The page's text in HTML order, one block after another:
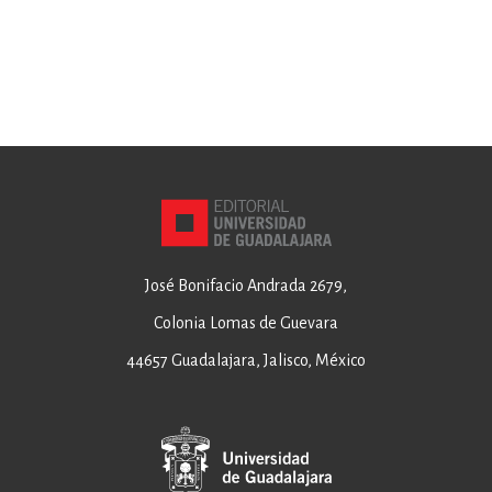
José Bonifacio Andrada 2679,
Colonia Lomas de Guevara
44657 Guadalajara, Jalisco, México